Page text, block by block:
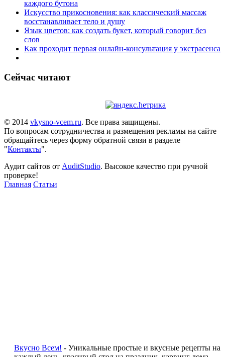
каждого бутона
Искусство прикосновения: как классический массаж
восстанавливает тело и душу
Язык цветов: как создать букет, который говорит без
слов
Как проходит первая онлайн-консультация у экстрасенса
Сейчас читают
© 2014 vkysno-vcem.ru. Все права защищены.
По вопросам сотрудничества и размещения рекламы на сайте
обращайтесь через форму обратной связи в разделе
"Контакты".
Аудит сайтов от AuditStudio. Высокое качество при ручной
проверке!
Главная Статьи
Вкусно Всем! - Уникальные простые и вкусные рецепты на